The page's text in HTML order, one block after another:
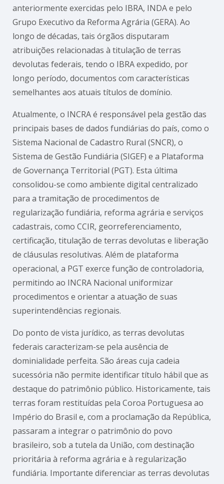
anteriormente exercidas pelo IBRA, INDA e pelo
Grupo Executivo da Reforma Agrária (GERA). Ao
longo de décadas, tais órgãos disputaram
atribuições relacionadas à titulação de terras
devolutas federais, tendo o IBRA expedido, por
longo período, documentos com características
semelhantes aos atuais títulos de domínio.
Atualmente, o INCRA é responsável pela gestão das
principais bases de dados fundiárias do país, como o
Sistema Nacional de Cadastro Rural (SNCR), o
Sistema de Gestão Fundiária (SIGEF) e a Plataforma
de Governança Territorial (PGT). Esta última
consolidou-se como ambiente digital centralizado
para a tramitação de procedimentos de
regularização fundiária, reforma agrária e serviços
cadastrais, como CCIR, georreferenciamento,
certificação, titulação de terras devolutas e liberação
de cláusulas resolutivas. Além de plataforma
operacional, a PGT exerce função de controladoria,
permitindo ao INCRA Nacional uniformizar
procedimentos e orientar a atuação de suas
superintendências regionais.
Do ponto de vista jurídico, as terras devolutas
federais caracterizam-se pela ausência de
dominialidade perfeita. São áreas cuja cadeia
sucessória não permite identificar título hábil que as
destaque do patrimônio público. Historicamente, tais
terras foram restituídas pela Coroa Portuguesa ao
Império do Brasil e, com a proclamação da República,
passaram a integrar o patrimônio do povo
brasileiro, sob a tutela da União, com destinação
prioritária à reforma agrária e à regularização
fundiária. Importante diferenciar as terras devolutas